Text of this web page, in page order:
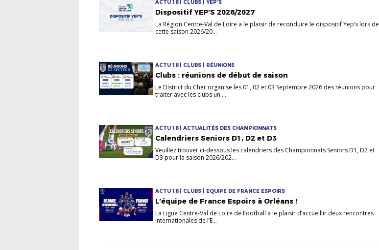
ACTU 18 | CLUBS | YEP'S
Dispositif YEP’S 2026/2027
La Région Centre-Val de Loire a le plaisir de reconduire le dispositif Yep’s lors de
cette saison 2026/20...
ACTU 18 | CLUBS | RÉUNIONS
Clubs : réunions de début de saison
Le District du Cher organise les 01, 02 et 03 Septembre 2026 des réunions pour
traiter avec les clubs un ...
ACTU 18 | ACTUALITÉS DES CHAMPIONNATS
Calendriers Seniors D1, D2 et D3
Veuillez trouver ci-dessous les calendriers des Championnats Seniors D1, D2 et
D3 pour la saison 2026/202...
ACTU 18 | CLUBS | EQUIPE DE FRANCE ESPOIRS
L’équipe de France Espoirs à Orléans !
La Ligue Centre-Val de Loire de Football a le plaisir d’accueillir deux rencontres
internationales de l’E...